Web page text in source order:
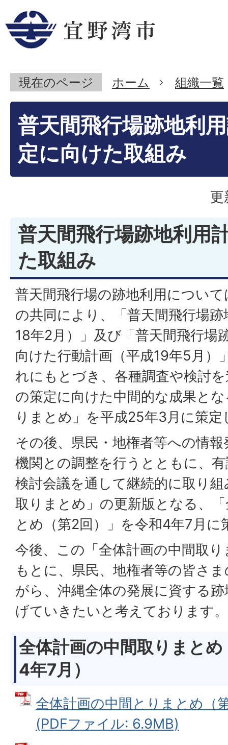
現在のページ ホーム 組織一覧
普天間飛行場跡地利
定に向けた取組み
更
普天間飛行場跡地利用
た取組み
普天間飛行場の跡地利用につい
の共同により、「普天間飛行場
18年2月）」及び「普天間飛行場
向けた行動計画（平成19年5月）
れにもとづき、各種調査や検討
の策定に向けた中間的な成果と
りまとめ」を平成25年3月に策定
その後、県民・地権者等への情
機関との調整を行うとともに、
検討会議を通して継続的に取り
取りまとめ」の更新版となる、
とめ（第2回）」を令和4年7月に
今後、この「全体計画の中間取
もとに、県民、地権者等の皆さ
がら、沖縄全体の発展に資する
げていきたいと考えております。
全体計画の中間取りまと
4年7月）
全体計画の中間とりまとめ（
(PDFファイル: 6.9MB)